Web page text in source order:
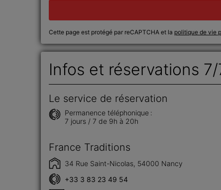
Cette page est protégé par reCAPTCHA et la politique de vie
Infos et réservations 7/
Le service de réservation
Permanence téléphonique :
7 jours / 7 de 9h à 20h
France Traditions
34 Rue Saint-Nicolas, 54000 Nancy
+33 3 83 23 49 54